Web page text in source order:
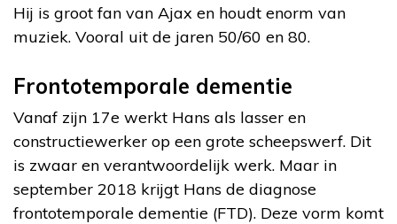
Hij is groot fan van Ajax en houdt enorm van
muziek. Vooral uit de jaren 50/60 en 80.
Frontotemporale dementie
Vanaf zijn 17e werkt Hans als lasser en
constructiewerker op een grote scheepswerf. Dit
is zwaar en verantwoordelijk werk. Maar in
september 2018 krijgt Hans de diagnose
frontotemporale dementie (FTD). Deze vorm komt